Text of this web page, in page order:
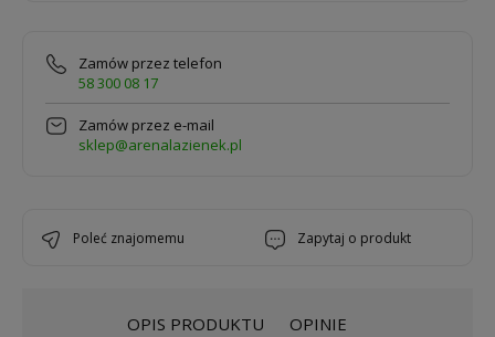
Zamów przez telefon
58 300 08 17
Zamów przez e-mail
sklep@arenalazienek.pl
poleć znajomemu zapytaj o produkt
OPIS PRODUKTU OPINIE